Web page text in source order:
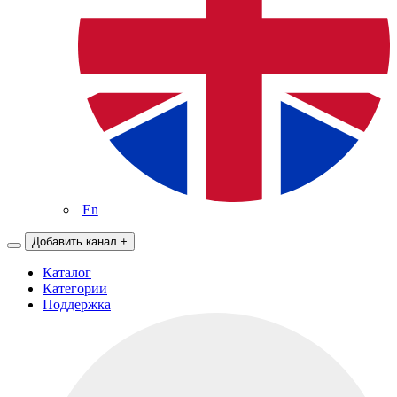
En
Добавить канал +
Каталог
Категории
Поддержка